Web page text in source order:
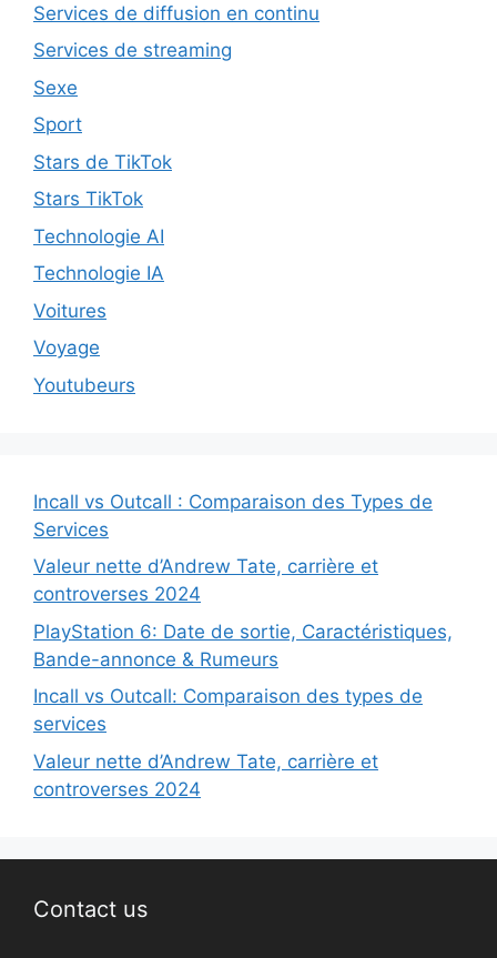
Services de diffusion en continu
Services de streaming
Sexe
Sport
Stars de TikTok
Stars TikTok
Technologie AI
Technologie IA
Voitures
Voyage
Youtubeurs
Incall vs Outcall : Comparaison des Types de
Services
Valeur nette d’Andrew Tate, carrière et
controverses 2024
PlayStation 6: Date de sortie, Caractéristiques,
Bande-annonce & Rumeurs
Incall vs Outcall: Comparaison des types de
services
Valeur nette d’Andrew Tate, carrière et
controverses 2024
Contact us